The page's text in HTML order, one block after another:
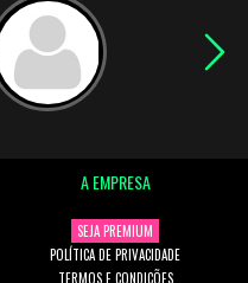
A EMPRESA
SEJA PREMIUM
POLÍTICA DE PRIVACIDADE
TERMOS E CONDIÇÕES